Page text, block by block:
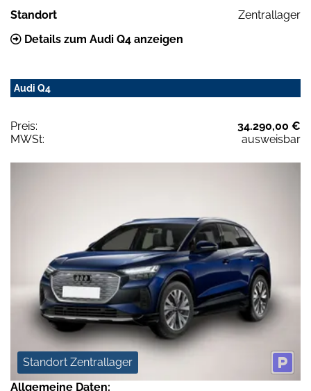
Standort
Zentrallager
Details zum Audi Q4 anzeigen
Audi Q4
Preis:
34.290,00 €
MWSt:
ausweisbar
Standort Zentrallager
Allgemeine Daten: